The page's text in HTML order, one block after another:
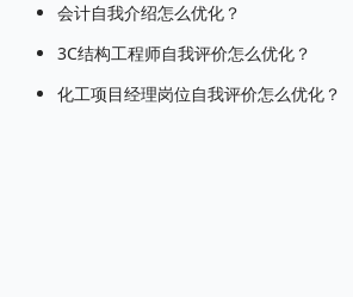
会计自我介绍怎么优化？
3C结构工程师自我评价怎么优化？
化工项目经理岗位自我评价怎么优化？